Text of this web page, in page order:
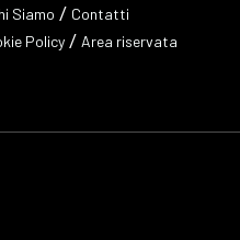
Siamo / Contatti
Policy / Area riservata